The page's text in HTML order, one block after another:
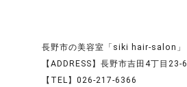
長野市の美容室「siki hair-salon」
【ADDRESS】長野市吉田4丁目23-6
【TEL】026-217-6366